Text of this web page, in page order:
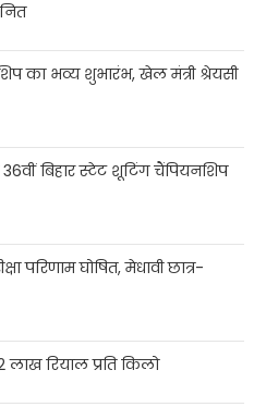
का भव्य शुभारंभ, खेल मंत्री श्रेयसी
बिहार स्टेट शूटिंग चैंपियनशिप
परिणाम घोषित, मेधावी छात्र-
रियाल प्रति किलो